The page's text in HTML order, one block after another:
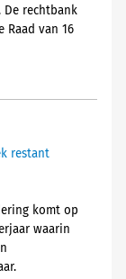
rechtbank
Raad van 16
restant
komt op
waarin